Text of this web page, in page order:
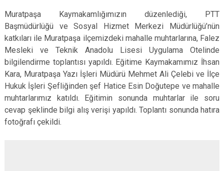
Gündoğmuş
İbradı
Demre
Kaş
Kemer
Döşemealtı
Kepez
Konyaaltı
Muratpaşa
Muratpaşa Kaymakamlığımızın düzenlediği, PTT
Başmüdürlüğü ve Sosyal Hizmet Merkezi Müdürlüğü’nün
katkıları ile Muratpaşa ilçemizdeki mahalle muhtarlarına, Falez
Mesleki ve Teknik Anadolu Lisesi Uygulama Otelinde
bilgilendirme toplantısı yapıldı. Eğitime Kaymakamımız İhsan
Kara, Muratpaşa Yazı İşleri Müdürü Mehmet Ali Çelebi ve İlçe
Hukuk İşleri Şefliğinden şef Hatice Esin Doğutepe ve mahalle
muhtarlarımız katıldı. Eğitimin sonunda muhtarlar ile soru
cevap şeklinde bilgi alış verişi yapıldı. Toplantı sonunda hatıra
fotoğrafı çekildi.